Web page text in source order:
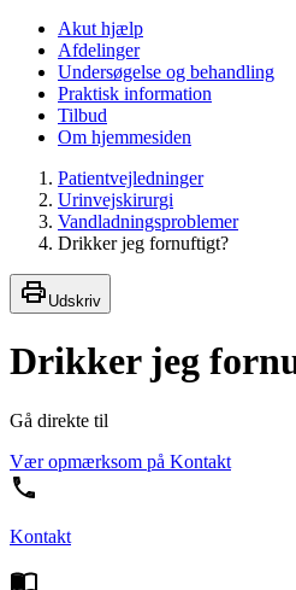
Akut hjælp
Afdelinger
Undersøgelse og behandling
Praktisk information
Tilbud
Om hjemmesiden
Patientvejledninger
Urinvejskirurgi
Vandladningsproblemer
Drikker jeg fornuftigt?
Udskriv
Drikker jeg
Gå direkte til
Vær opmærksom på Kontakt
Kontakt